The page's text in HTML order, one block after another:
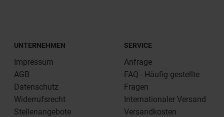
UNTERNEHMEN
Impressum
AGB
Datenschutz
Widerrufsrecht
Stellenangebote
SERVICE
Anfrage
FAQ - Häufig gestellte
Fragen
Internationaler Versand
Versandkosten